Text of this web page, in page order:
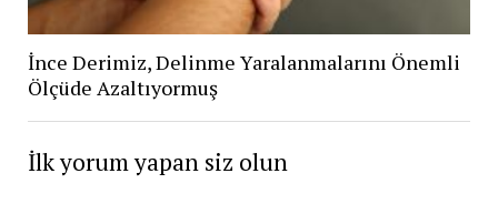
İnce Derimiz, Delinme Yaralanmalarını Önemli
Ölçüde Azaltıyormuş
İlk yorum yapan siz olun